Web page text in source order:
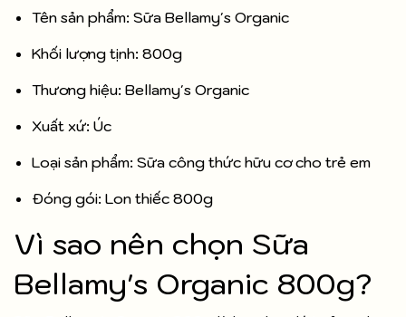
Tên sản phẩm: Sữa Bellamy's Organic
Khối lượng tịnh: 800g
Thương hiệu: Bellamy's Organic
Xuất xứ: Úc
Loại sản phẩm: Sữa công thức hữu cơ cho trẻ em
Đóng gói: Lon thiếc 800g
Vì sao nên chọn Sữa
Bellamy's Organic 800g?